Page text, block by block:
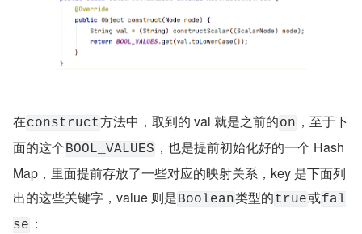
在construct方法中，取到的 val 就是之前的on ，至于下
面的这个BOOL_VALUES ，也是提前初始化好的一个 Hash
Map，里面提前存放了一些对应的映射关系，key 是下面列
出的这些关键字，value 则是Boolean类型的true或fal
se ：